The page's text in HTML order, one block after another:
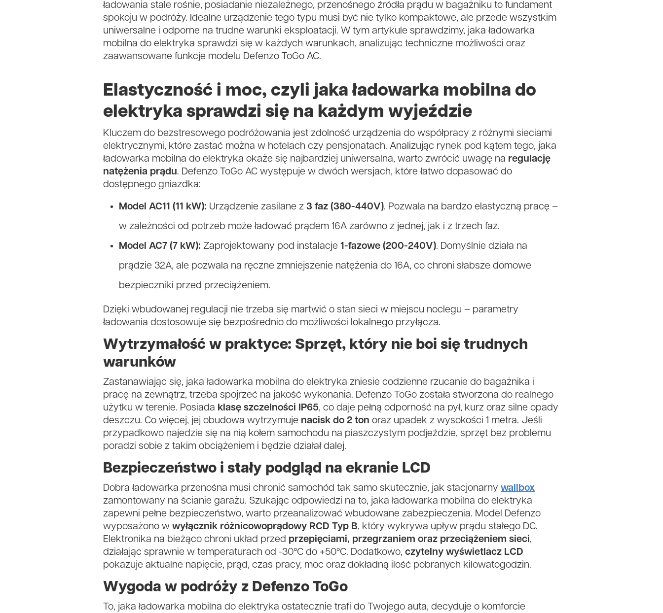
ładowania stale rośnie, posiadanie niezależnego, przenośnego źródła prądu w bagażniku to fundament
spokoju w podróży. Idealne urządzenie tego typu musi być nie tylko kompaktowe, ale przede wszystkim
uniwersalne i odporne na trudne warunki eksploatacji. W tym artykule sprawdzimy, jaka ładowarka
mobilna do elektryka sprawdzi się w każdych warunkach, analizując techniczne możliwości oraz
zaawansowane funkcje modelu Defenzo ToGo AC.
Elastyczność i moc, czyli jaka ładowarka mobilna do
elektryka sprawdzi się na każdym wyjeździe
Kluczem do bezstresowego podróżowania jest zdolność urządzenia do współpracy z różnymi sieciami
elektrycznymi, które zastać można w hotelach czy pensjonatach. Analizując rynek pod kątem tego, jaka
ładowarka mobilna do elektryka okaże się najbardziej uniwersalna, warto zwrócić uwagę na regulację
natężenia prądu. Defenzo ToGo AC występuje w dwóch wersjach, które łatwo dopasować do
dostępnego gniazdka:
Model AC11 (11 kW): Urządzenie zasilane z 3 faz (380-440V). Pozwala na bardzo elastyczną pracę –
w zależności od potrzeb może ładować prądem 16A zarówno z jednej, jak i z trzech faz.
Model AC7 (7 kW): Zaprojektowany pod instalacje 1-fazowe (200-240V). Domyślnie działa na
prądzie 32A, ale pozwala na ręczne zmniejszenie natężenia do 16A, co chroni słabsze domowe
bezpieczniki przed przeciążeniem.
Dzięki wbudowanej regulacji nie trzeba się martwić o stan sieci w miejscu noclegu – parametry
ładowania dostosowuje się bezpośrednio do możliwości lokalnego przyłącza.
Wytrzymałość w praktyce: Sprzęt, który nie boi się trudnych
warunków
Zastanawiając się, jaka ładowarka mobilna do elektryka zniesie codzienne rzucanie do bagażnika i
pracę na zewnątrz, trzeba spojrzeć na jakość wykonania. Defenzo ToGo została stworzona do realnego
użytku w terenie. Posiada klasę szczelności IP65, co daje pełną odporność na pył, kurz oraz silne opady
deszczu. Co więcej, jej obudowa wytrzymuje nacisk do 2 ton oraz upadek z wysokości 1 metra. Jeśli
przypadkowo najedzie się na nią kołem samochodu na piaszczystym podjeździe, sprzęt bez problemu
poradzi sobie z takim obciążeniem i będzie działał dalej.
Bezpieczeństwo i stały podgląd na ekranie LCD
Dobra ładowarka przenośna musi chronić samochód tak samo skutecznie, jak stacjonarny wallbox
zamontowany na ścianie garażu. Szukając odpowiedzi na to, jaka ładowarka mobilna do elektryka
zapewni pełne bezpieczeństwo, warto przeanalizować wbudowane zabezpieczenia. Model Defenzo
wyposażono w wyłącznik różnicowoprądowy RCD Typ B, który wykrywa upływ prądu stałego DC.
Elektronika na bieżąco chroni układ przed przepięciami, przegrzaniem oraz przeciążeniem sieci,
działając sprawnie w temperaturach od -30°C do +50°C. Dodatkowo, czytelny wyświetlacz LCD
pokazuje aktualne napięcie, prąd, czas pracy, moc oraz dokładną ilość pobranych kilowatogodzin.
Wygoda w podróży z Defenzo ToGo
To, jaka ładowarka mobilna do elektryka ostatecznie trafi do Twojego auta, decyduje o komforcie